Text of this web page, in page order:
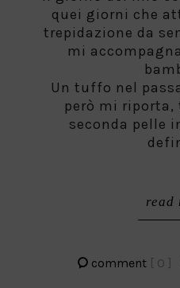
quei giorni che
trepidazione da
mi
Un tuffo nel
però mi riporta,
seconda pelle
read
comment [ 0 ]